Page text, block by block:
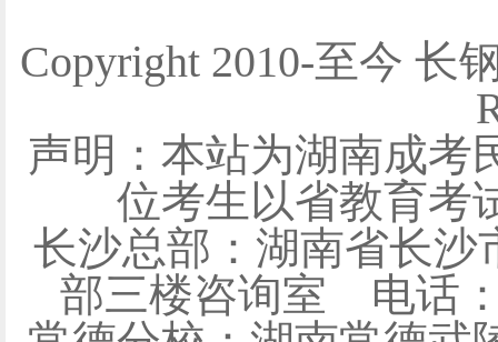
Copyright 2010-至今 长
声明：本站为湖南成考
位考生以省教育考
长沙总部：湖南省长沙
部三楼咨询室 电话：